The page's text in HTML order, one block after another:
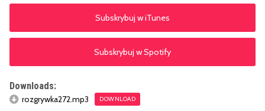
Subskrybuj w iTunes
Subskrybuj w Spotify
Downloads:
rozgrywka272.mp3 DOWNLOAD